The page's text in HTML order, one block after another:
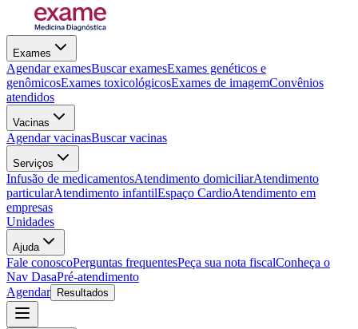
Exames
Agendar examesBuscar examesExames genéticos e
genômicosExames toxicológicosExames de imagemConvênios
atendidos
Vacinas
Agendar vacinasBuscar vacinas
Serviços
Infusão de medicamentosAtendimento domiciliarAtendimento
particularAtendimento infantilEspaço CardioAtendimento em
empresas
Unidades
Ajuda
Fale conoscoPerguntas frequentesPeça sua nota fiscalConheça o
Nav DasaPré-atendimento
Agendar
Resultados